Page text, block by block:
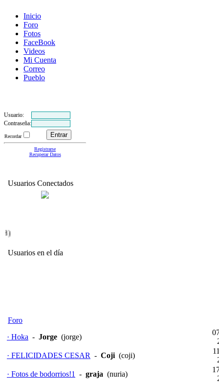
Inicio
Foro
Fotos
FaceBook
Videos
Mi Cuenta
Correo
Pueblo
Usuario:
Contraseña:
Recordar
Registrarse
Recuperar Datos
Usuarios Conectados
Usuarios en el día
Foro
· Hoka - Jorge (jorge)
· FELICIDADES CESAR - Coji (coji)
· Fotos de bodorrios!1
- graja (nuria)